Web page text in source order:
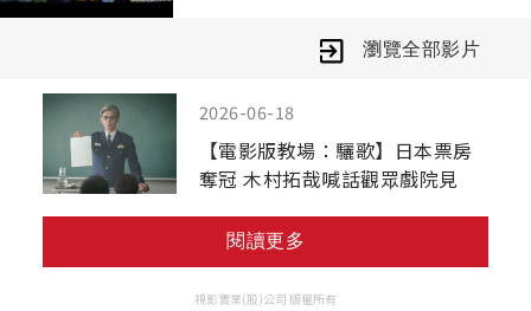
瀏覽全部影片
2026-06-18
【電影版教場：驪歌】日本票房
奪冠 木村拓哉喊話觀眾戲院見
閱讀更多
視影實業(股)公司 版權所有